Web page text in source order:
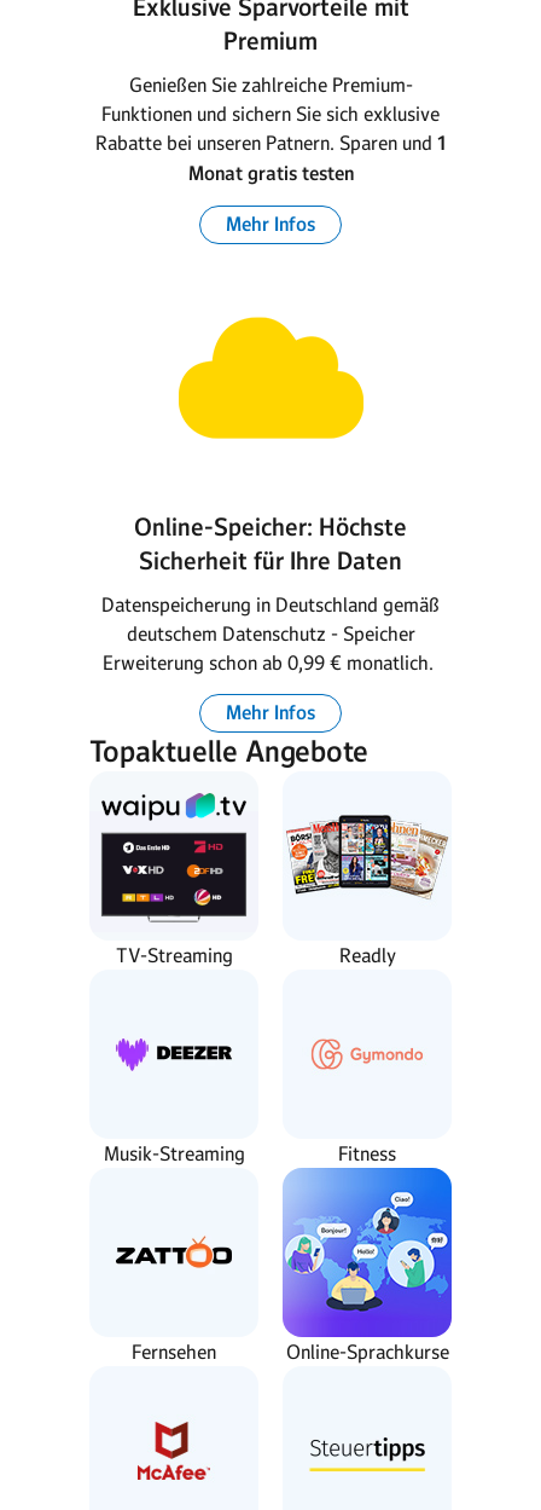
Exklusive Sparvorteile mit
Premium
Genießen Sie zahlreiche Premium-
Funktionen und sichern Sie sich exklusive
Rabatte bei unseren Patnern. Sparen und 1
Monat gratis testen
Mehr Infos
Online-Speicher: Höchste
Sicherheit für Ihre Daten
Datenspeicherung in Deutschland gemäß
deutschem Datenschutz - Speicher
Erweiterung schon ab 0,99 € monatlich.
Mehr Infos
Topaktuelle Angebote
TV-Streaming Readly
Musik-Streaming Fitness
Fernsehen Online-Sprachkurse